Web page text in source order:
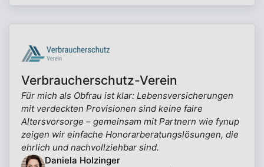
Verbraucherschutz-Verein
Für mich als Obfrau ist klar: Lebensversicherungen
mit verdeckten Provisionen sind keine faire
Altersvorsorge – gemeinsam mit Partnern wie fynup
zeigen wir einfache Honorarberatungslösungen, die
ehrlich und nachvollziehbar sind.
Daniela Holzinger